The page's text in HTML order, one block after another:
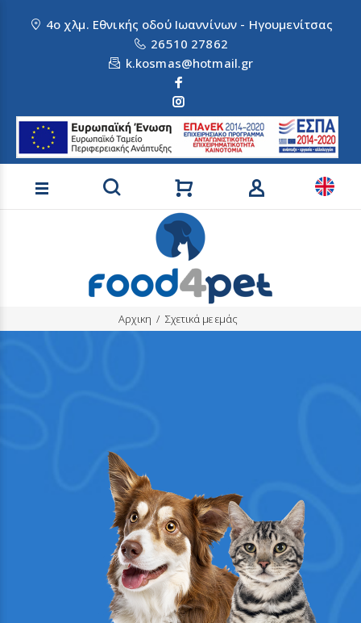
4ο χλμ. Εθνικής οδού Ιωαννίνων - Ηγουμενίτσας
26510 27862
k.kosmas@hotmail.gr
Αναζήτηση προϊόντων
Αρχικη Σχετικά με εμάς